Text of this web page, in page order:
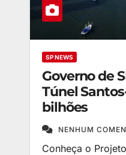
SP NEWS
Governo de
Túnel
bilhões
NENHUM
Conheça o